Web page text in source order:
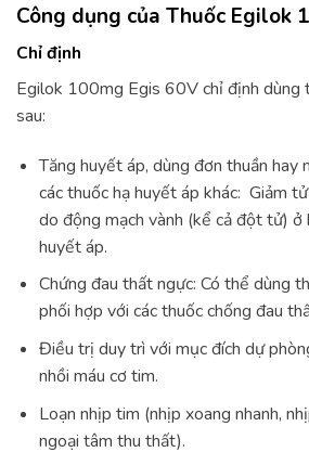
Công dụng của Thuốc Egilok
Chỉ định
Egilok 100mg Egis 60V chỉ định dùng
sau:
Tăng huyết áp, dùng đơn thuần hay
các thuốc hạ huyết áp khác: Giảm
do động mạch vành (kể cả đột tử) ở
huyết áp.
Chứng đau thất ngực: Có thể dùng
phối hợp với các thuốc chống đau
Điều trị duy trì với mục đích dự
nhồi máu cơ tim.
Loạn nhịp tim (nhịp xoang nhanh,
ngoại tâm thu thất).